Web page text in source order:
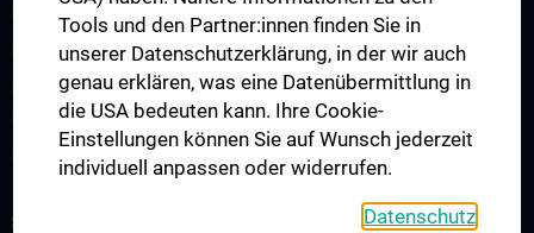
Masterstudium Medizinische Informatik
Masterstudium Molecular Precision Medicine
PhD-Programm „Medizinische Informatik, Biostatistik und
Komplexe Systeme“
Projekt „Digital Skills, Knowledge & Communication“
SERVICES
Tools und den Partner:innen finden Sie in
unserer Datenschutzerklärung, in der wir auch
genau erklären, was eine Datenübermittlung in
die USA bedeuten kann. Ihre Cookie-
Einstellungen können Sie auf Wunsch jederzeit
individuell anpassen oder widerrufen.
Datenschutz